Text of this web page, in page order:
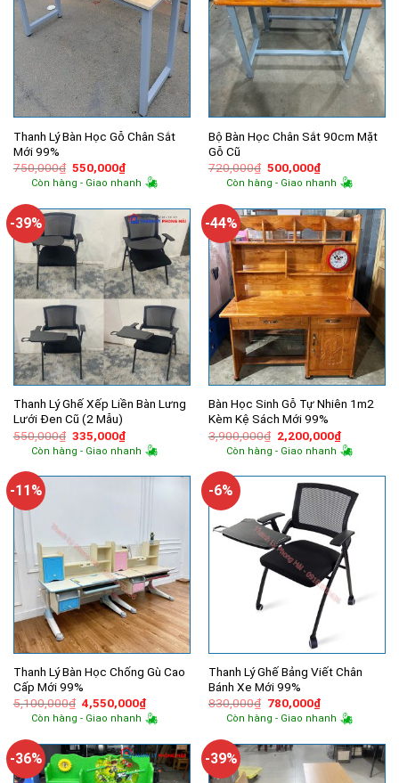
Thanh Lý Bàn Học Gỗ Chân Sắt
Mới 99%
750,000₫ Giá
gốc
là:
550,000₫Giá
hiện
tại
550,000₫.
Còn hàng - Giao nhanh
Bộ Bàn Học Chân Sắt 90cm Mặt
Gỗ Cũ
720,000₫ Giá
gốc
là:
500,000₫Giá
hiện
tại
500,000₫.
Còn hàng - Giao nhanh
-39%
Thanh Lý Ghế Xếp Liền Bàn Lưng
Lưới Đen Cũ (2 Mẫu)
550,000₫ Giá
gốc
là:
335,000₫Giá
hiện
tại
335,000₫.
Còn hàng - Giao nhanh
-44%
Bàn Học Sinh Gỗ Tự Nhiên 1m2
Kèm Kệ Sách Mới 99%
3,900,000₫ Giá
gốc
là:
2,200,000₫Giá
hiện
tại
Còn hàng - Giao nhanh
-11%
Thanh Lý Bàn Học Chống Gù Cao
Cấp Mới 99%
5,100,000₫ Giá
gốc
là:
4,550,000₫Giá
hiện
tại
4,550,000₫.
Còn hàng - Giao nhanh
-6%
Thanh Lý Ghế Bảng Viết Chân
Bánh Xe Mới 99%
830,000₫ Giá
gốc
là:
780,000₫Giá
hiện
tại
780,000₫.
Còn hàng - Giao nhanh
-36% -39%